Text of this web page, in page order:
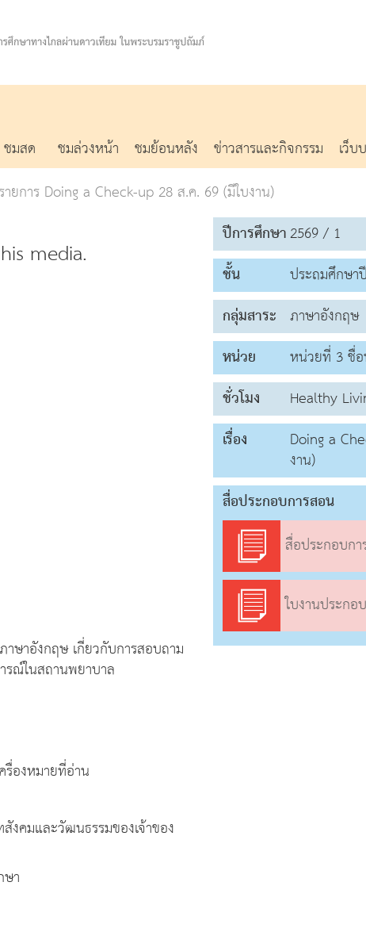
ชมสด ชมล่วงหน้า ชมย้อนหลัง ข่าวสารและกิจกรรม เว็บ
ายการ Doing a Check-up 28 ส.ค. 69 (มีใบงาน)
media.
าษาอังกฤษ เกี่ยวกับการสอบถาม
รณ์ในสถานพยาบาล
องหมายที่อ่าน
งคมและวัฒนธรรมของเจ้าของ
า
ปีการศึกษา2569 / 1
ชั้น
ประถมศึกษ
กลุ่มสาระ ภาษาอังกฤษ
หน่วย
หน่วยที่ 3 ชื่
ชั่วโมง
Healthy
เรื่อง
Doing a
งาน)
สื่อประกอบการสอน
สื่อประกอบการ
ใบงานประกอบกา